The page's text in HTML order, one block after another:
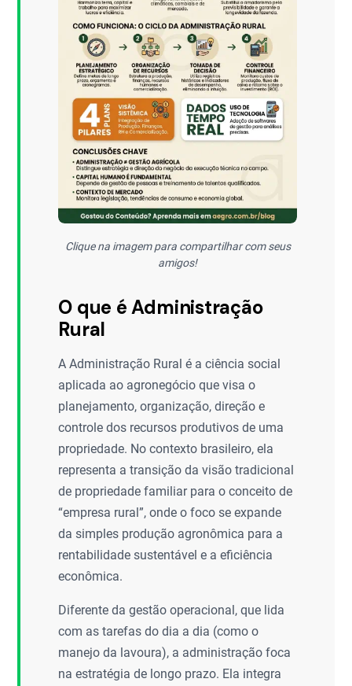
Clique na imagem para compartilhar com seus
amigos!
O que é Administração
Rural
A Administração Rural é a ciência social
aplicada ao agronegócio que visa o
planejamento, organização, direção e
controle dos recursos produtivos de uma
propriedade. No contexto brasileiro, ela
representa a transição da visão tradicional
de propriedade familiar para o conceito de
“empresa rural”, onde o foco se expande
da simples produção agronômica para a
rentabilidade sustentável e a eficiência
econômica.
Diferente da gestão operacional, que lida
com as tarefas do dia a dia (como o
manejo da lavoura), a administração foca
na estratégia de longo prazo. Ela integra